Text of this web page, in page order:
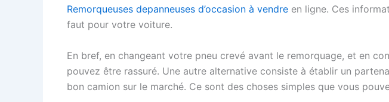
Remorqueuses depanneuses d’occasion à vendre en ligne. Ces
faut pour votre voiture.
En bref, en changeant votre pneu crevé avant le remorquage, et en
pouvez être rassuré. Une autre alternative consiste à établir un
bon camion sur le marché. Ce sont des choses simples que vous